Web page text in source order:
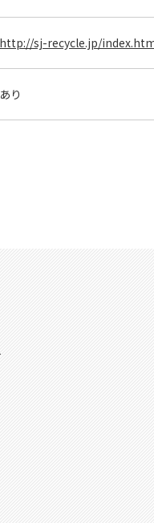
http://sj-recycle.jp/
あり